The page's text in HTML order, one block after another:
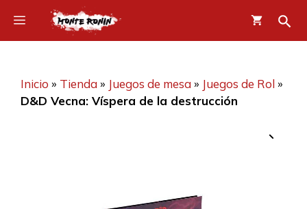
contenido
Menú
Inicio » Tienda» Juegos de mesa» Juegos de Rol»
D&D Vecna: Víspera de la destrucción